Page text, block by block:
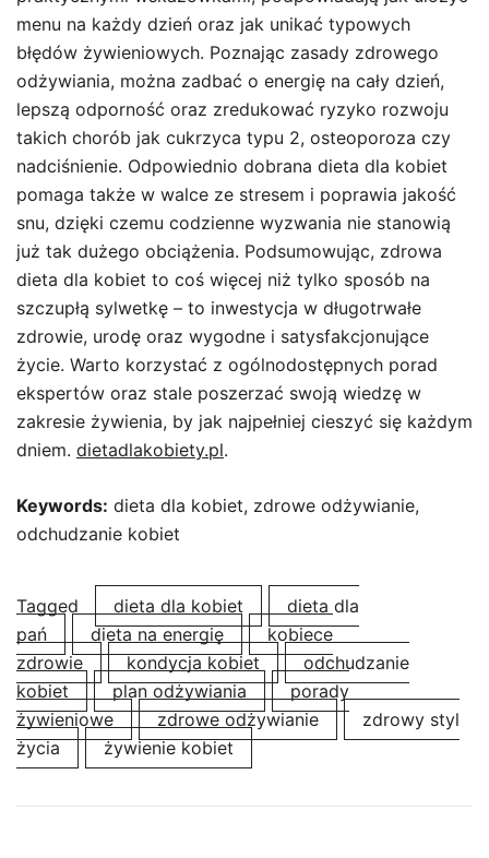
menu na każdy dzień oraz jak unikać typowych
błędów żywieniowych. Poznając zasady zdrowego
odżywiania, można zadbać o energię na cały dzień,
lepszą odporność oraz zredukować ryzyko rozwoju
takich chorób jak cukrzyca typu 2, osteoporoza czy
nadciśnienie. Odpowiednio dobrana dieta dla kobiet
pomaga także w walce ze stresem i poprawia jakość
snu, dzięki czemu codzienne wyzwania nie stanowią
już tak dużego obciążenia. Podsumowując, zdrowa
dieta dla kobiet to coś więcej niż tylko sposób na
szczupłą sylwetkę – to inwestycja w długotrwałe
zdrowie, urodę oraz wygodne i satysfakcjonujące
życie. Warto korzystać z ogólnodostępnych porad
ekspertów oraz stale poszerzać swoją wiedzę w
zakresie żywienia, by jak najpełniej cieszyć się każdym
dniem. dietadlakobiety.pl.
Keywords: dieta dla kobiet, zdrowe odżywianie,
odchudzanie kobiet
Tagged dieta dla kobiet
dieta dla
pań
dieta na energię
kobiece
zdrowie
kondycja kobiet
odchudzanie
kobiet
plan odżywiania
porady
żywieniowe
zdrowe odżywianie
zdrowy styl
życia
żywienie kobiet